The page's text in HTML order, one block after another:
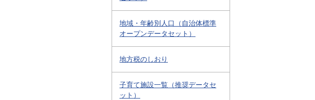
地域・年齢別人口（自治体標準
オープンデータセット）
地方税のしおり
子育て施設一覧（推奨データセ
ット）